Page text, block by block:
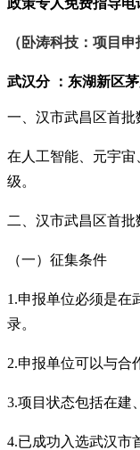
（卧涛科技：项目
武汉分 ：东湖新区
一、 汉市武昌区首批
在人工智能、元宇宙
级。
二、 汉市武昌区首批
（一）征集条件
1.申报单位必须是在
录。
2.申报单位可以与合
3.项目状态包括在建
4.已成功入选武汉市